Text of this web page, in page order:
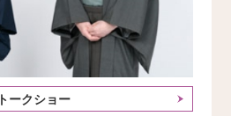
トークショー